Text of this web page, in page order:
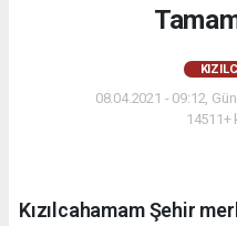
08.04.2021 - 09:12,
14511+
Kızılcahamam Şehir